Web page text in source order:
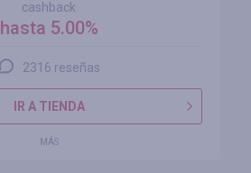
cashback
hasta 5.00%
2316 reseñas
IR A TIENDA
MÁS